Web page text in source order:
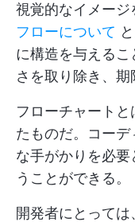
視覚的なイメージ
フローについて
に構造を与える
さを取り除き、期
フローチャート
たものだ。コー
な手がかりを必
うことができる。
開発者にとっては